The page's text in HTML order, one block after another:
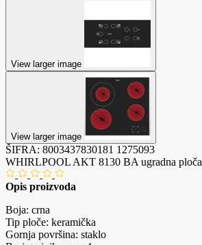
View larger image
View larger image
ŠIFRA: 8003437830181 1275093
WHIRLPOOL AKT 8130 BA ugradna ploča
Opis proizvoda
Boja: crna
Tip ploče: keramička
Gornja površina: staklo